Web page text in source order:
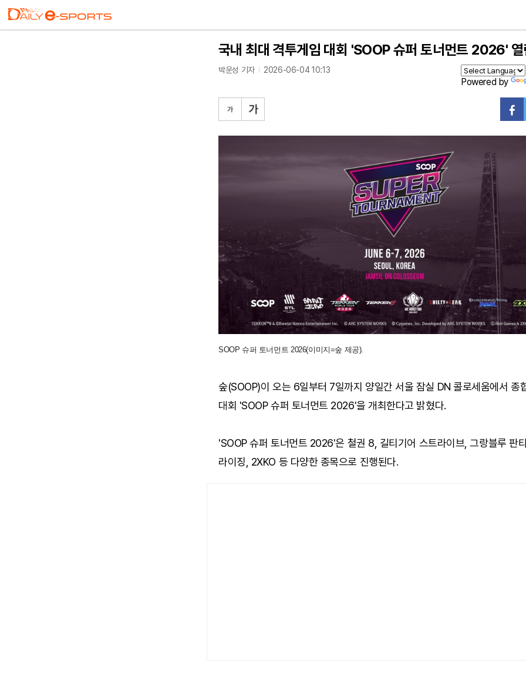
국내 최대 격투게임 대회 'SOOP 슈퍼 토너먼트 2026' 열
박운성 기자 2026-06-04 10:13
Powered by
SOOP 슈퍼 토너먼트 2026(이미지=숲 제공).
숲(SOOP)이 오는 6일부터 7일까지 양일간 서울 잠실 DN 콜로세움에서 종
대회 'SOOP 슈퍼 토너먼트 2026'을 개최한다고 밝혔다.
'SOOP 슈퍼 토너먼트 2026'은 철권 8, 길티기어 스트라이브, 그랑블루 판
라이징, 2XKO 등 다양한 종목으로 진행된다.